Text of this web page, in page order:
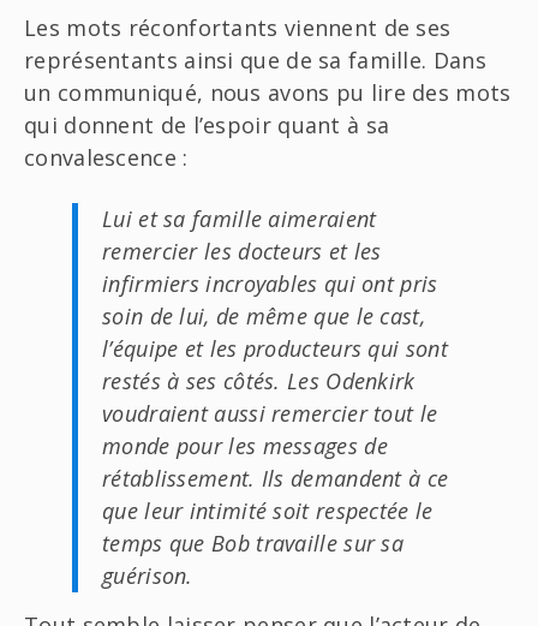
Les mots réconfortants viennent de ses
représentants ainsi que de sa famille. Dans
un communiqué, nous avons pu lire des mots
qui donnent de l’espoir quant à sa
convalescence :
Lui et sa famille aimeraient
remercier les docteurs et les
infirmiers incroyables qui ont pris
soin de lui, de même que le cast,
l’équipe et les producteurs qui sont
restés à ses côtés. Les Odenkirk
voudraient aussi remercier tout le
monde pour les messages de
rétablissement. Ils demandent à ce
que leur intimité soit respectée le
temps que Bob travaille sur sa
guérison.